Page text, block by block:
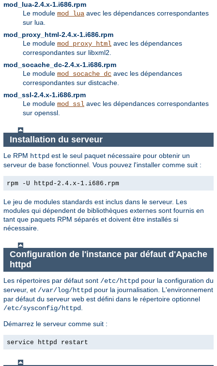
mod_lua-2.4.x-1.i686.rpm
Le module mod_lua avec les dépendances correspondantes
sur lua.
mod_proxy_html-2.4.x-1.i686.rpm
Le module mod_proxy_html avec les dépendances
correspondantes sur libxml2.
mod_socache_dc-2.4.x-1.i686.rpm
Le module mod_socache_dc avec les dépendances
correspondantes sur distcache.
mod_ssl-2.4.x-1.i686.rpm
Le module mod_ssl avec les dépendances correspondantes
sur openssl.
Installation du serveur
Le RPM httpd est le seul paquet nécessaire pour obtenir un
serveur de base fonctionnel. Vous pouvez l'installer comme suit :
rpm -U httpd-2.4.x-1.i686.rpm
Le jeu de modules standards est inclus dans le serveur. Les
modules qui dépendent de bibliothèques externes sont fournis en
tant que paquets RPM séparés et doivent être installés si
nécessaire.
Configuration de l'instance par défaut d'Apache
httpd
Les répertoires par défaut sont /etc/httpd pour la configuration du
serveur, et /var/log/httpd pour la journalisation. L'environnement
par défaut du serveur web est défini dans le répertoire optionnel
/etc/sysconfig/httpd
Démarrez le serveur comme suit :
service httpd restart